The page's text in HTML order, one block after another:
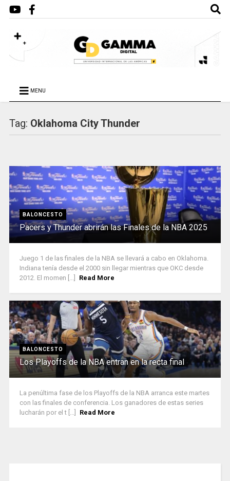
MENU
Tag: Oklahoma City Thunder
BALONCESTO
Pacers y Thunder abrirán las Finales de la NBA 2025
Juego 1 de las finales de la NBA se llevará a cabo en Oklahoma.
Indiana tenía desde el 2000 sin llegar mientras que OKC desde
2012. El momen [...]
Read More
BALONCESTO
Los Playoffs de la NBA entran en la recta final
La penúltima fase de los Playoffs de la NBA arranca este martes
con las finales de conferencia. Los ganadores de estas series
lucharán por el t [...]
Read More